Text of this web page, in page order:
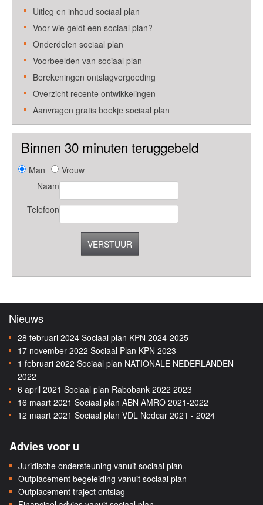
Uitleg en inhoud sociaal plan
Voor wie geldt een sociaal plan?
Onderdelen sociaal plan
Voorbeelden van sociaal plan
Berekeningen ontslagvergoeding
Overzicht recente ontwikkelingen
Aanvragen gratis boekje sociaal plan
Binnen 30 minuten teruggebeld
Man
Vrouw
Naam
Telefoon
VERSTUUR
Nieuws
28 februari 2024 Sociaal plan KPN 2024-2025
17 november 2022 Sociaal Plan KPN 2023
1 februari 2022 Sociaal plan NATIONALE NEDERLANDEN
2022
6 april 2021 Sociaal plan Rabobank 2022 2023
16 maart 2021 Sociaal plan ABN AMRO 2021-2022
12 maart 2021 Sociaal plan VDL Nedcar 2021 - 2024
Advies voor u
Juridische ondersteuning vanuit sociaal plan
Outplacement begeleiding vanuit sociaal plan
Outplacement traject ontslag